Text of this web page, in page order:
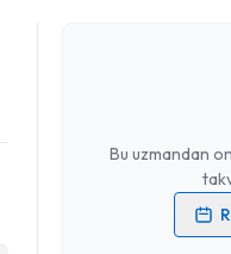
Bu uzmandan
Uzm. Dr. Arzu Görgülü
Kişisel verilerimin